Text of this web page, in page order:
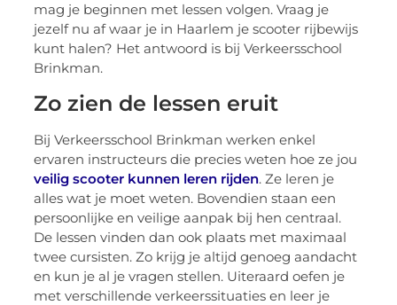
mag je beginnen met lessen volgen. Vraag je
jezelf nu af waar je in Haarlem je scooter rijbewijs
kunt halen? Het antwoord is bij Verkeersschool
Brinkman.
Zo zien de lessen eruit
Bij Verkeersschool Brinkman werken enkel
ervaren instructeurs die precies weten hoe ze jou
veilig scooter kunnen leren rijden. Ze leren je
alles wat je moet weten. Bovendien staan een
persoonlijke en veilige aanpak bij hen centraal.
De lessen vinden dan ook plaats met maximaal
twee cursisten. Zo krijg je altijd genoeg aandacht
en kun je al je vragen stellen. Uiteraard oefen je
met verschillende verkeerssituaties en leer je